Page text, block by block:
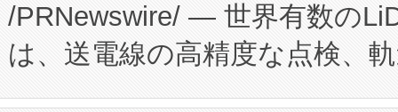
プログラムには、施設設計・
に関する技術移転および知的
構造化トレーニングカリキュ
た。 Voltaiq独自のAI搭載プラ
定、統合、導入、運用に至る
安全性を追跡し、確保する事
/PRNewswire/ — 世界有数の
は、送電線の高精度な点検、
や穀物倉庫におけるバルク材